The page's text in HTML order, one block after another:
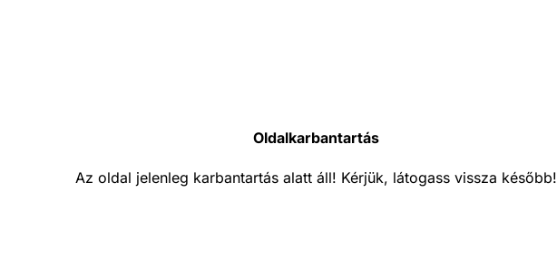
Oldalkarbantartás
Az oldal jelenleg karbantartás alatt áll! Kérjük, látogass vissza később!